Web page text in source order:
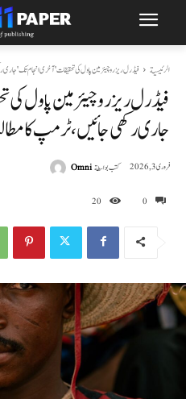
الرئيسية فیڈرل ریزرو چیئرمین پاول کی تحقیقات 'آخری انجام تک' جاری
فیڈرل ریزرو چیئرمین پاول
جاری رکھی جائیں، ٹرمپ کا
0
20
فروری 3, 2026 كتب بواسطةOmni